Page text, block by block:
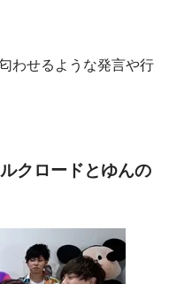
わせるような発言や行
クロードとゆんの